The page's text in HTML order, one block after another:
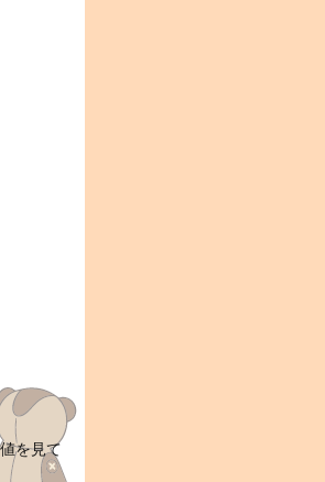
を見て